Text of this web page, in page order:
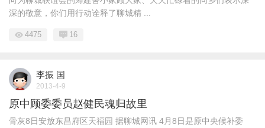
深的敬意，你们用行动诠释了聊城精 ...
4475 16
李振 国
2013-4-9
原中顾委委员赵健民魂归故里
骨灰8日安放东昌府区天福园 据聊城网讯 4月8日是原中央候补委